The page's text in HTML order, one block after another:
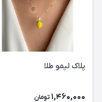
پلاک لیمو طلا
1,460,000 تومان